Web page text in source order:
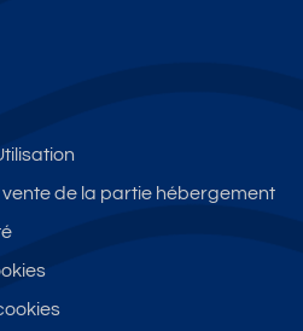
de la partie hébergement